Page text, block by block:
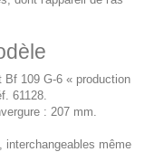
109 G-6 « production
61128.
: 207 mm.
interchangeables même